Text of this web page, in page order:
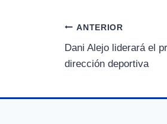
r
t
i
r
e
Navegación
de
ANTERIOR
Dani Alejo liderará el
dirección deportiva